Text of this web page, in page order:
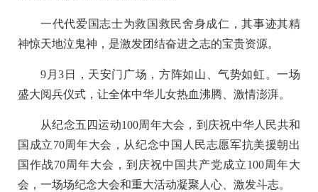
一代代爱国志士为救国救民舍身成仁，其事迹其精
神惊天地泣鬼神，是激发团结奋进之志的宝贵资源。
9月3日，天安门广场，方阵如山、气势如虹。一场
盛大阅兵仪式，让全体中华儿女热血沸腾、激情澎湃。
从纪念五四运动100周年大会，到庆祝中华人民共和
国成立70周年大会，从纪念中国人民志愿军抗美援朝出
国作战70周年大会，到庆祝中国共产党成立100周年大
会，一场场纪念大会和重大活动凝聚人心、激发斗志。